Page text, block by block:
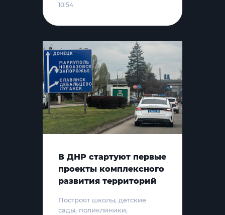
10:54
В ДНР стартуют первые
проекты комплексного
развития территорий
Построят школы, детские
сады, поликлиники,